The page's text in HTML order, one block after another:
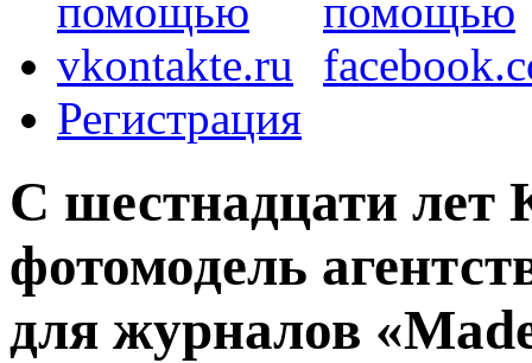
Регистрация
С шестнадцати
фотомодель
для журналов